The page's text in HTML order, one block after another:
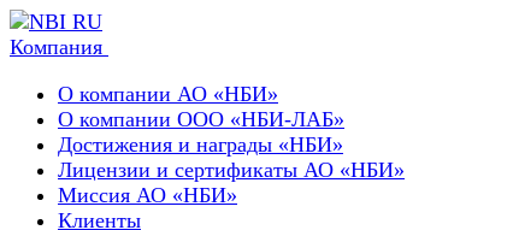
Компания
О компании АО «НБИ»
О компании ООО «НБИ-ЛАБ»
Достижения и награды «НБИ»
Лицензии и сертификаты АО «НБИ»
Миссия АО «НБИ»
Клиенты